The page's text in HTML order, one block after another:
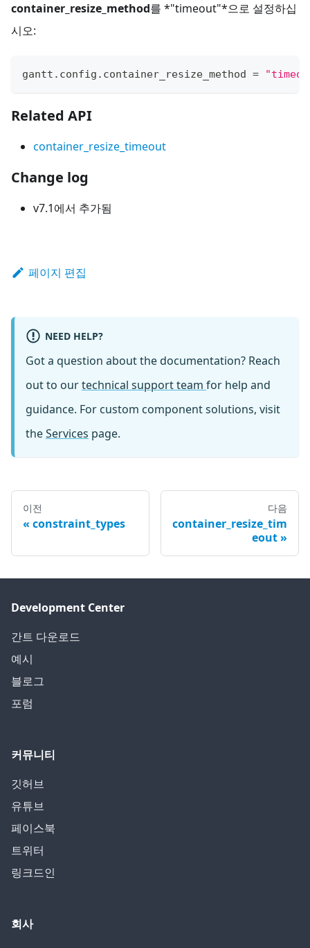
container_resize_method를 *"timeout"*으로 설정하십
시오:
gantt . config . container_resize_method =
Related API
container_resize_timeout
Change log
v7.1에서 추가됨
페이지 편집
NEED HELP?
Got a question about the documentation? Reach
out to ourtechnical support team for help and
guidance. For custom component solutions, visit
theServices page.
이전
constraint_types
다음
container_resize_tim
eout
Development Center
간트 다운로드
예시
블로그
포럼
커뮤니티
깃허브
유튜브
페이스북
트위터
링크드인
회사